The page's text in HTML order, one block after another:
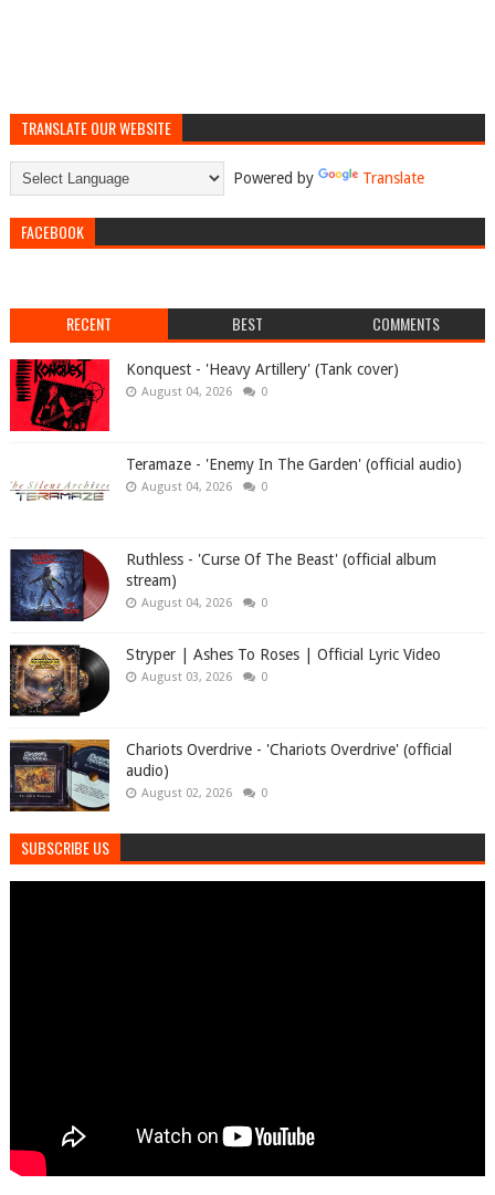
TRANSLATE OUR WEBSITE
Powered by Translate
FACEBOOK
RECENT BEST COMMENTS
Konquest - 'Heavy Artillery' (Tank cover)
August 04, 2026 0
Teramaze - 'Enemy In The Garden' (official audio)
August 04, 2026 0
Ruthless - 'Curse Of The Beast' (official album
stream)
August 04, 2026 0
Stryper | Ashes To Roses | Official Lyric Video
August 03, 2026 0
Chariots Overdrive - 'Chariots Overdrive' (official
audio)
August 02, 2026 0
SUBSCRIBE US